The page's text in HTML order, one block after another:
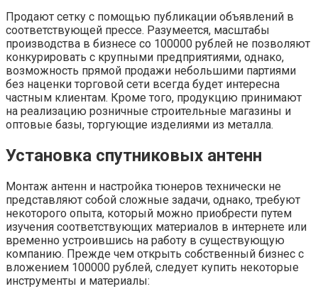
Продают сетку с помощью публикации объявлений в
соответствующей прессе. Разумеется, масштабы
производства в бизнесе со 100000 рублей не позволяют
конкурировать с крупными предприятиями, однако,
возможность прямой продажи небольшими партиями
без наценки торговой сети всегда будет интересна
частным клиентам. Кроме того, продукцию принимают
на реализацию розничные строительные магазины и
оптовые базы, торгующие изделиями из металла.
Установка спутниковых антенн
Монтаж антенн и настройка тюнеров технически не
представляют собой сложные задачи, однако, требуют
некоторого опыта, который можно приобрести путем
изучения соответствующих материалов в интернете или
временно устроившись на работу в существующую
компанию. Прежде чем открыть собственный бизнес с
вложением 100000 рублей, следует купить некоторые
инструменты и материалы: